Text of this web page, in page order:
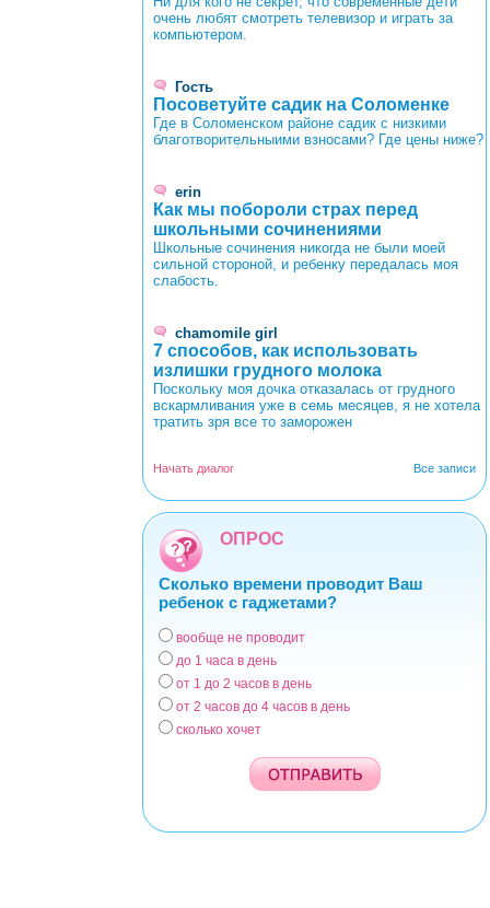
очень любят смотреть телевизор и играть за
компьютером.
Гость
Посоветуйте садик на Соломенке
Где в Соломенском районе садик с низкими
благотворительныими взносами? Где цены ниже?
erin
Как мы побороли страх перед
школьными сочинениями
Школьные сочинения никогда не были моей
сильной стороной, и ребенку передалась моя
слабость.
chamomile girl
7 способов, как использовать
излишки грудного молока
Поскольку моя дочка отказалась от грудного
вскармливания уже в семь месяцев, я не хотела
тратить зря все то заморожен
Все записи
Начать диалог
ОПРОС
Сколько времени проводит Ваш
ребенок с гаджетами?
Варианты
вообще не проводит
до 1 часа в день
от 1 до 2 часов в день
от 2 часов до 4 часов в день
сколько хочет